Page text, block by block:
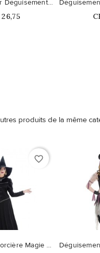
Itsy Bitsy Spider Déguisement bébé
produits de la même
favorite_border
Déguisement Sorcière Magie Noire Femme